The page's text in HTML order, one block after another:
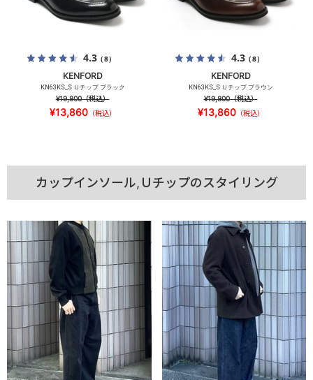
4.3（8）
KENFORD
KN63KS_S Ｕチップ ブラック
¥19,800（税込）
¥13,860（税込）
4.3（8）
KENFORD
KN63KS_S Ｕチップ ブラウン
¥19,800（税込）
¥13,860（税込）
カップインソール,Ｕチップのスタイリング